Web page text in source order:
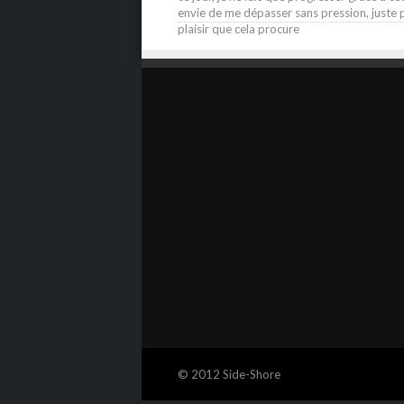
envie de me dépasser sans pression, juste
plaisir que cela procure
© 2012 Side-Shore